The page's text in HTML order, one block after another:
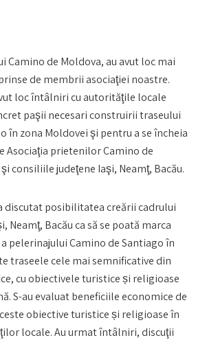
Camino de Moldova, au avut loc mai
de membrii asociaţiei noastre.
loc întâlniri cu autorităţile locale
paşii necesari construirii traseului
în zona Moldovei şi pentru a se încheia
Asociaţia prietenilor Camino de
consiliile judeţene Iaşi, Neamţ, Bacău.
discutat posibilitatea creării cadrului
Neamţ, Bacău ca să se poată marca
pelerinajului Camino de Santiago în
traseele cele mai semnificative din
cu obiectivele turistice și religioase
S-au evaluat beneficiile economice de
obiective turistice și religioase în
locale. Au urmat întâlniri, discuţii